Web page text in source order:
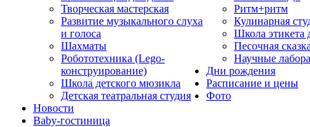
Творческая мастерская
Развитие музыкального слуха
и голоса
Шахматы
Робототехника (Lego-
конструирование)
Школа детского мюзикла
Детская театральная студия
Ритм+ритм
Кулинарная
Школа этикета
Песочная
Научные
Дни рождения
Расписание и цены
Фото
Новости
Baby-гостиница